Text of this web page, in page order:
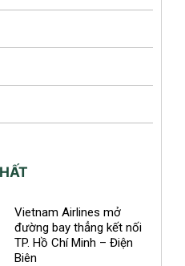
Vietnam Airlines mở
đường bay thẳng kết nối
TP. Hồ Chí Minh – Điện
Biên